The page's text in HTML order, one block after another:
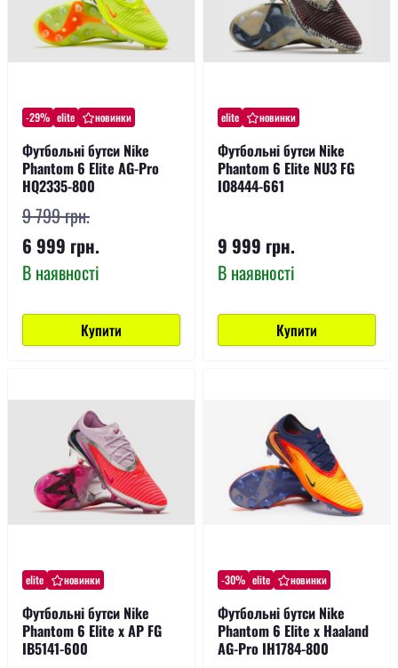
-29% elite новинки
Футбольні бутси Nike
Phantom 6 Elite AG-Pro
HQ2335-800
9 799 грн.
6 999 грн.
В наявності
Купити
elite новинки
Футбольні бутси Nike
Phantom 6 Elite NU3 FG
IO8444-661
9 999 грн.
В наявності
Купити
elite новинки
Футбольні бутси Nike
Phantom 6 Elite x AP FG
IB5141-600
-30% elite новинки
Футбольні бутси Nike
Phantom 6 Elite x Haaland
AG-Pro IH1784-800